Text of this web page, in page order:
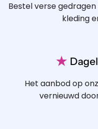
Bestel verse
kleding
★
Het aanbod op
vernieuwd